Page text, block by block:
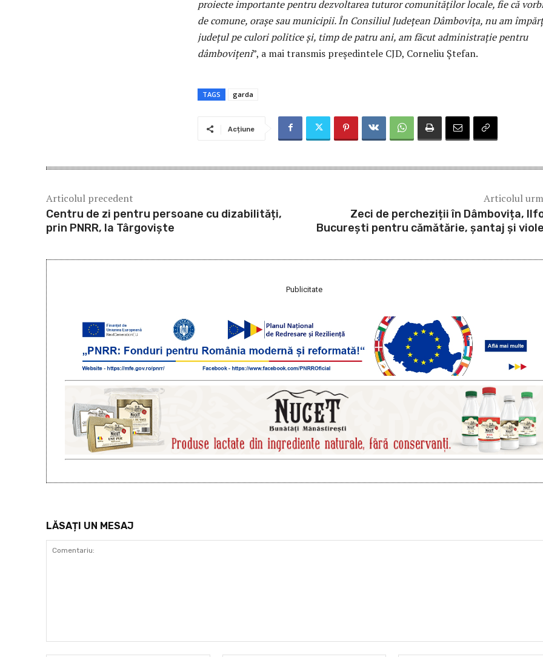
proiecte importante pentru dezvoltarea tuturor comunităților locale, fie că
de comune, orașe sau municipii. În Consiliul Județean Dâmbovița, nu am
județul pe culori politice și, timp de patru ani, am făcut administrație pentru
dâmbovițeni”, a mai transmis președintele CJD, Corneliu Ștefan.
TAGS garda
Acțiune
Articolul precedent
Centru de zi pentru persoane cu dizabilități,
prin PNRR, la Târgoviște
Articolul
Zeci de percheziții în Dâmbovița,
București pentru cămătărie, șantaj și
Publicitate
LĂSAȚI UN MESAJ